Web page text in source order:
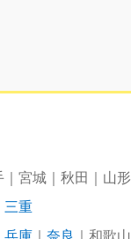
宮城 秋田 山形
三重
兵庫 奈良 和歌山